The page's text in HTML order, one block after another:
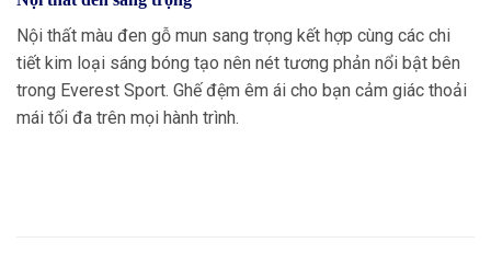
Nội thất màu đen gỗ mun sang trọng kết hợp cùng các chi
tiết kim loại sáng bóng tạo nên nét tương phản nổi bật bên
trong Everest Sport. Ghế đệm êm ái cho bạn cảm giác thoải
mái tối đa trên mọi hành trình.